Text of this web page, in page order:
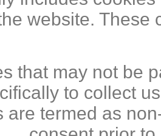
website. These
that may not be
to collect
are termed as